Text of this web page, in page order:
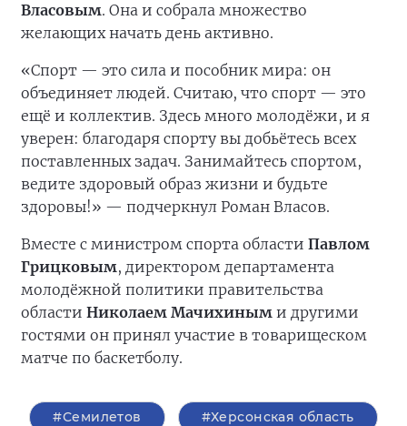
Власовым. Она и собрала множество
желающих начать день активно.
«Спорт — это сила и пособник мира: он
объединяет людей. Считаю, что спорт — это
ещё и коллектив. Здесь много молодёжи, и я
уверен: благодаря спорту вы добьётесь всех
поставленных задач. Занимайтесь спортом,
ведите здоровый образ жизни и будьте
здоровы!» — подчеркнул Роман Власов.
Вместе с министром спорта области Павлом
Грицковым, директором департамента
молодёжной политики правительства
области Николаем Мачихиным и другими
гостями он принял участие в товарищеском
матче по баскетболу.
#Семилетов #Херсонская область